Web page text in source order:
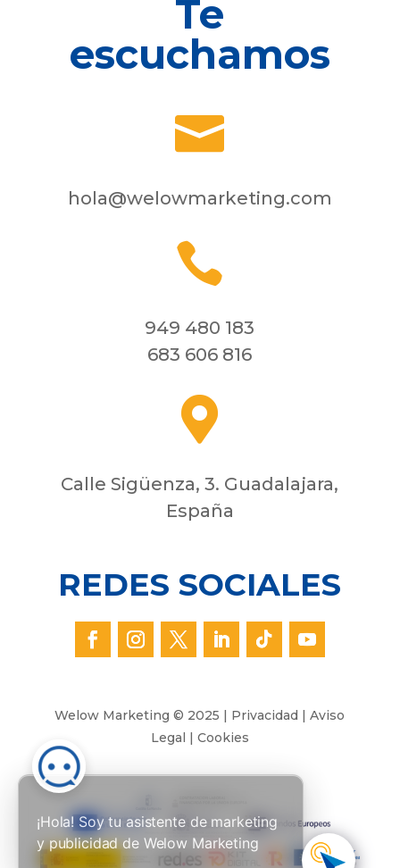
Te
escuchamos

hola@welowmarketing.com

949 480 183
683 606 816

Calle Sigüenza, 3. Guadalajara,
España
REDES SOCIALES
Welow Marketing © 2025 | Privacidad |Aviso
Legal
Cookies
¡Hola! Soy tu asistente de marketing
y publicidad de Welow Marketing